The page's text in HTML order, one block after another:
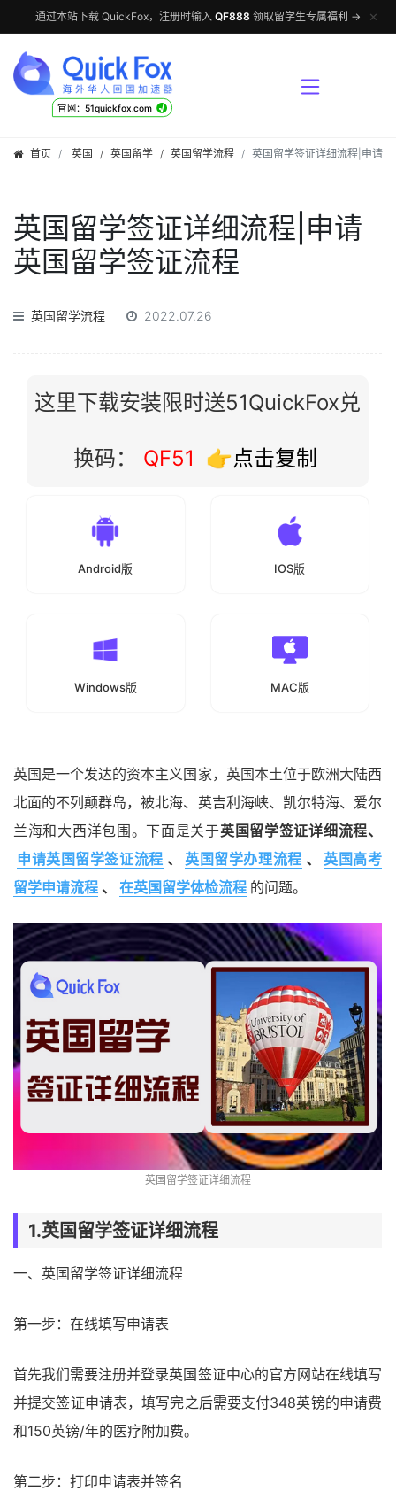
通过本站下载 QuickFox，注册时输入 QF888 领取留学生专属福利 → ✕
官网：51quickfox.com √
首页 英国 / 英国留学 / 英国留学流程 英国留学签证详细流程|申请
英国留学签证详细流程|申请
英国留学签证流程
英国留学流程 2022.07.26
这里下载安装限时送51QuickFox兑
换码： QF51 👉点击复制
Android版 IOS版
Windows版 MAC版
英国是一个发达的资本主义国家，英国本土位于欧洲大陆西
北面的不列颠群岛，被北海、英吉利海峡、凯尔特海、爱尔
兰海和大西洋包围。下面是关于英国留学签证详细流程、
申请英国留学签证流程 、 英国留学办理流程 、
英国高考
留学申请流程 、 在英国留学体检流程 的问题。
英国留学签证详细流程
1.英国留学签证详细流程
一、英国留学签证详细流程
第一步：在线填写申请表
首先我们需要注册并登录英国签证中心的官方网站在线填写
并提交签证申请表，填写完之后需要支付348英镑的申请费
和150英镑/年的医疗附加费。
第二步：打印申请表并签名